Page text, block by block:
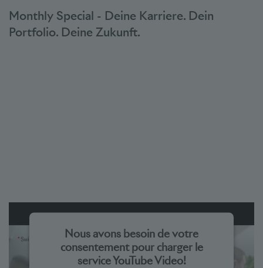
powered by Usercentrics Consent Management Platform
Monthly Special - Deine Karriere. Dein
Portfolio. Deine Zukunft.
Nous avons besoin de votre
consentement pour charger le
service YouTube Video!